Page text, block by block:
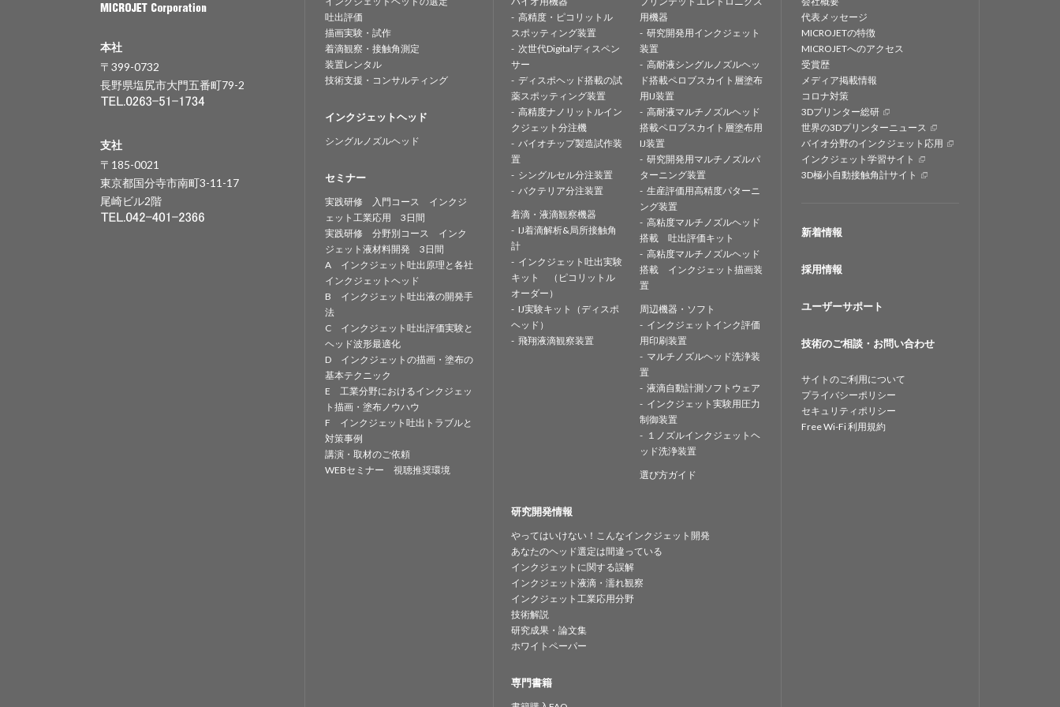
本社
〒399-0732
長野県塩尻市大門五番町79-2
支社
〒185-0021
東京都国分寺市南町3-11-17
尾崎ビル2階
吐出評価
描画実験・試作
着滴観察・接触角測定
装置レンタル
技術支援・コンサルティング
インクジェットヘッド
シングルノズルヘッド
セミナー
実践研修 入門コース インクジ
ェット工業応用 3日間
実践研修 分野別コース インク
ジェット液材料開発 3日間
A インクジェット吐出原理と各社
インクジェットヘッド
B インクジェット吐出液の開発手
法
C インクジェット吐出評価実験と
ヘッド波形最適化
D インクジェットの描画・塗布の
基本テクニック
E 工業分野におけるインクジェッ
ト描画・塗布ノウハウ
F インクジェット吐出トラブルと
対策事例
講演・取材のご依頼
WEBセミナー 視聴推奨環境
高精度・ピコリットル
スポッティング装置
次世代Digitalディスペン
サー
ディスポヘッド搭載の試
薬スポッティング装置
高精度ナノリットルイン
クジェット分注機
バイオチップ製造試作装
置
シングルセル分注装置
バクテリア分注装置
着滴・液滴観察機器
IJ着滴解析&局所接触角
計
インクジェット吐出実験
キット （ピコリットル
オーダー）
IJ実験キット（ディスポ
ヘッド）
飛翔液滴観察装置
用機器
研究開発用インクジェット
装置
高耐液シングルノズルヘッ
ド搭載ペロブスカイト層塗布
用IJ装置
高耐液マルチノズルヘッド
搭載ペロブスカイト層塗布用
IJ装置
研究開発用マルチノズルパ
ターニング装置
生産評価用高精度パターニ
ング装置
高粘度マルチノズルヘッド
搭載 吐出評価キット
高粘度マルチノズルヘッド
搭載 インクジェット描画装
置
周辺機器・ソフト
インクジェットインク評価
用印刷装置
マルチノズルヘッド洗浄装
置
液滴自動計測ソフトウェア
インクジェット実験用圧力
制御装置
１ノズルインクジェットヘ
ッド洗浄装置
選び方ガイド
研究開発情報
やってはいけない！こんなインクジェット開発
あなたのヘッド選定は間違っている
インクジェットに関する誤解
インクジェット液滴・濡れ観察
インクジェット工業応用分野
技術解説
研究成果・論文集
ホワイトペーパー
専門書籍
代表メッセージ
MICROJETの特徴
MICROJETへのアクセス
受賞歴
メディア掲載情報
コロナ対策
3Dプリンター総研
世界の3Dプリンターニュース
バイオ分野のインクジェット応用
インクジェット学習サイト
3D極小自動接触角計サイト
新着情報
採用情報
ユーザーサポート
技術のご相談・お問い合わせ
サイトのご利用について
プライバシーポリシー
セキュリティポリシー
Free Wi-Fi 利用規約